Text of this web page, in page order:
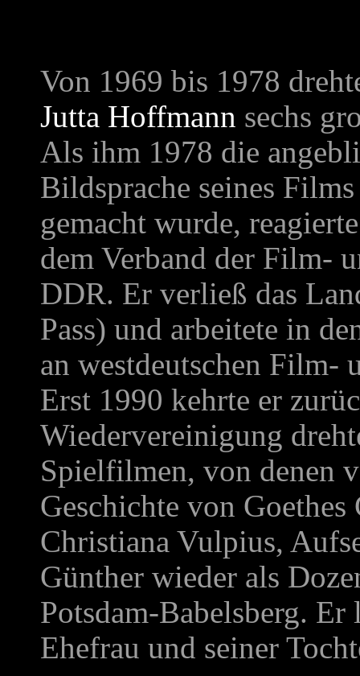
Von 1969 bis 1978
Jutta Hoffmann sechs
Als ihm 1978 die
Bildsprache seines Films
gemacht wurde,
dem Verband der Film-
DDR. Er verließ das
Pass) und arbeitete in
an westdeutschen Film-
Erst 1990 kehrte er
Wiedervereinigung
Spielfilmen, von denen
Geschichte von
Christiana Vulpius,
Günther wieder als
Potsdam-Babelsberg.
Ehefrau und seiner